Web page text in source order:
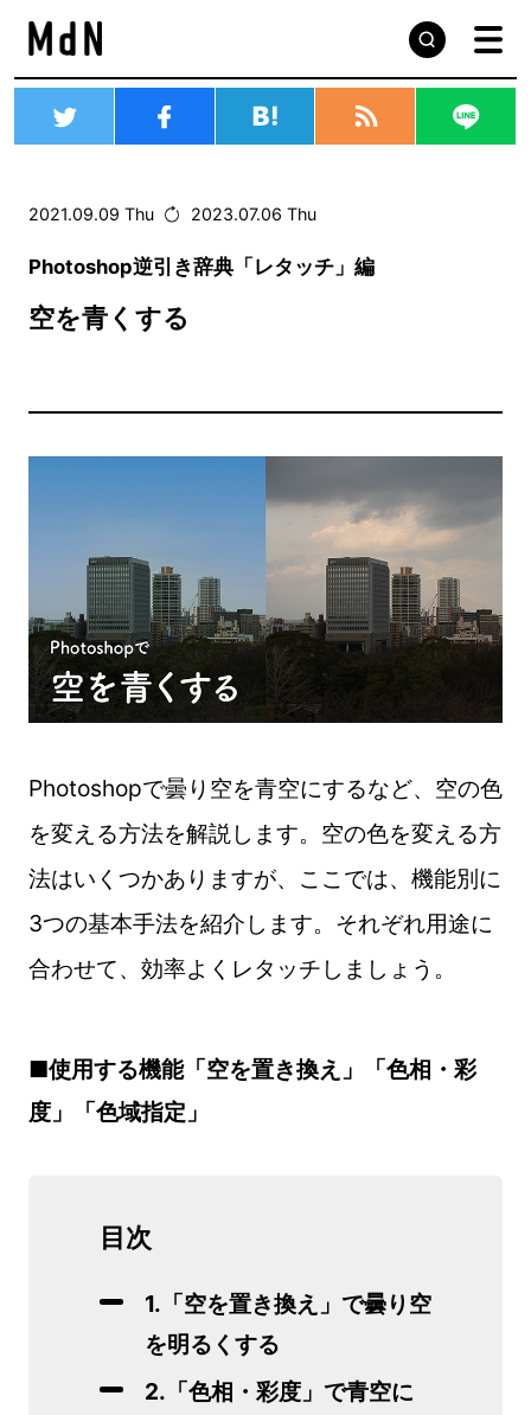
2021.09.09 Thu 2023.07.06 Thu
Photoshop逆引き辞典「レタッチ」編
空を青くする
Photoshopで曇り空を青空にするなど、空の色
を変える方法を解説します。空の色を変える方
法はいくつかありますが、ここでは、機能別に
3つの基本手法を紹介します。それぞれ用途に
合わせて、効率よくレタッチしましょう。
■使用する機能「空を置き換え」「色相・彩
度」「色域指定」
目次
1.「空を置き換え」で曇り空
を明るくする
2.「色相・彩度」で青空に